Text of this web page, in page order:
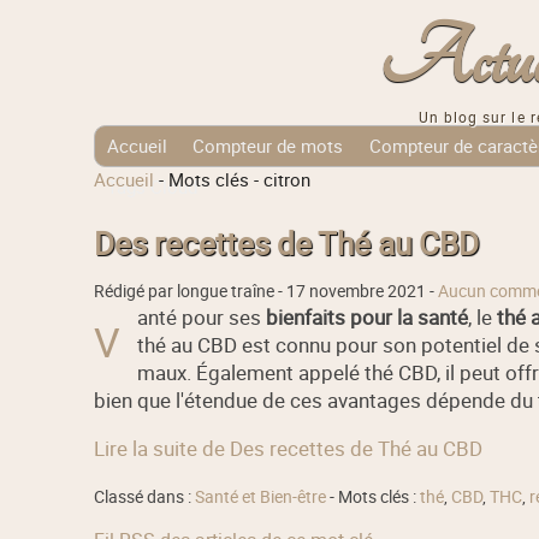
Un blog sur le
Accueil Compteur de mots Compteur de
Tags Cloud
Accueil - Mots clés - citron
Des recettes de Thé au CBD
Rédigé par longue traîne - 17 novembre 2021 -Aucun
V anté pour ses bienfaits pour la santé, lethé
thé au CBD est connu pour son potentiel
maux. Également appelé thé CBD, il peut
bien que l'étendue de ces avantages dépende
Lire la suite de Des recettes de Thé au CBD
Classé dans :Santé et Bien-être- Mots clés :thé, CBD, THC,